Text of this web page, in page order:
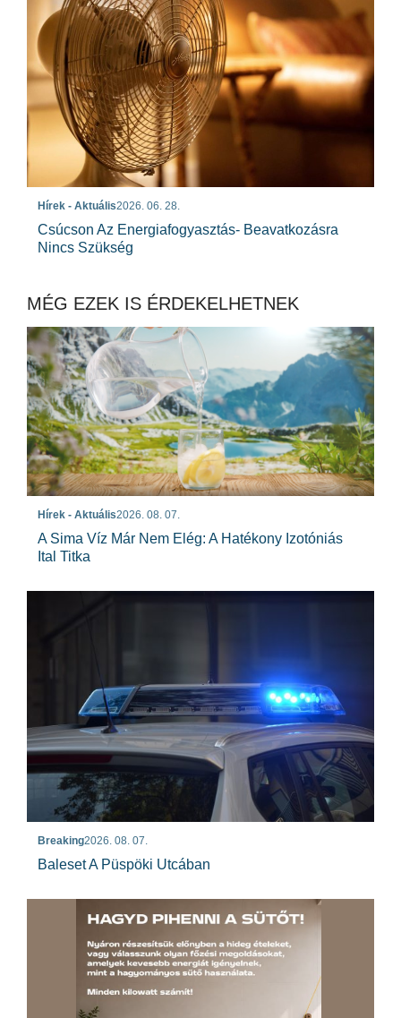
Hírek - Aktuális2026. 06. 28.
Csúcson Az Energiafogyasztás- Beavatkozásra
Nincs Szükség
MÉG EZEK IS ÉRDEKELHETNEK
Hírek - Aktuális2026. 08. 07.
A Sima Víz Már Nem Elég: A Hatékony Izotóniás
Ital Titka
Breaking2026. 08. 07.
Baleset A Püspöki Utcában